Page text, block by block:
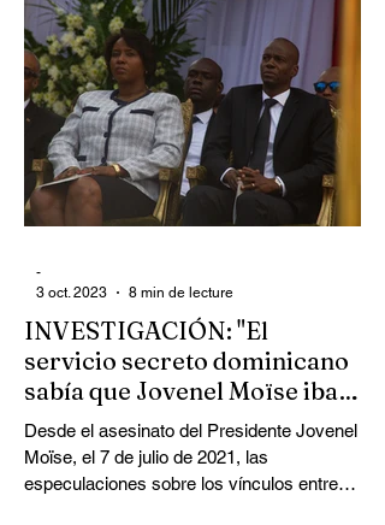
INVESTIGACIÓN: "El
servicio secreto dominicano
sabía que Jovenel Moïse iba a
ser asesinado"
Desde el asesinato del Presidente Jovenel
Moïse, el 7 de julio de 2021, las
especulaciones sobre los vínculos entre
-
3 oct. 2023
8 min de lecture